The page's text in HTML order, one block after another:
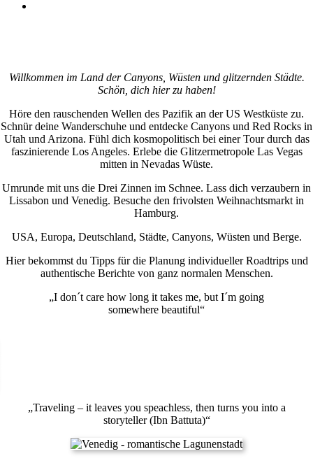
Willkommen im Land der Canyons, Wüsten und glitzernden Städte.
Schön, dich hier zu haben!
Höre den rauschenden Wellen des Pazifik an der US Westküste zu.
Schnür deine Wanderschuhe und entdecke Canyons und Red Rocks in
Utah und Arizona. Fühl dich kosmopolitisch bei einer Tour durch das
faszinierende Los Angeles. Erlebe die Glitzermetropole Las Vegas
mitten in Nevadas Wüste.
Umrunde mit uns die Drei Zinnen im Schnee. Lass dich verzaubern in
Lissabon und Venedig. Besuche den frivolsten Weihnachtsmarkt in
Hamburg.
USA, Europa, Deutschland, Städte, Canyons, Wüsten und Berge.
Hier bekommst du Tipps für die Planung individueller Roadtrips und
authentische Berichte von ganz normalen Menschen.
„I don´t care how long it takes me, but I´m going
somewhere beautiful“
„Traveling – it leaves you speachless, then turns you into a
storyteller (Ibn Battuta)“